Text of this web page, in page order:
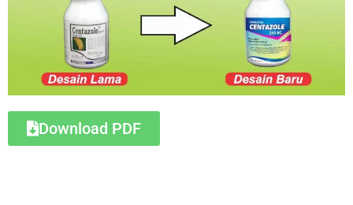
Download PDF